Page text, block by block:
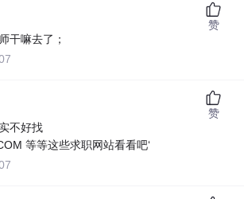
干嘛去了；
赞
不好找
等等这些求职网站看看吧‘
赞